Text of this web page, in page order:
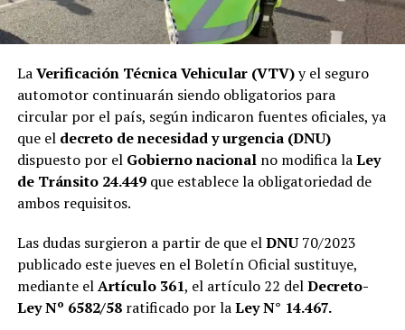
LaVerificación Técnica Vehicular (VTV)y el seguro
automotor continuarán siendo obligatorios para
circular por el país, según indicaron fuentes oficiales, ya
que el decreto de necesidad y urgencia (DNU)
dispuesto por el Gobiernonacional no modifica laLey
de Tránsito 24.449que establece la obligatoriedad de
ambos requisitos.
Las dudas surgieron a partir de que elDNU70/2023
publicado este jueves en el Boletín Oficial sustituye,
mediante elArtículo 361, el artículo 22 delDecreto-
Ley Nº 6582/58ratificado por laLey N° 14.467.